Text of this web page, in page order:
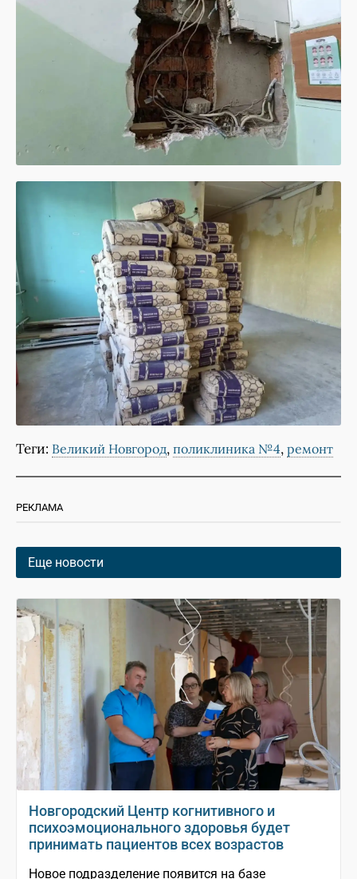
Теги: Великий Новгород, поликлиника №4, ремонт
РЕКЛАМА
Еще новости
Новгородский Центр когнитивного и
психоэмоционального здоровья будет
принимать пациентов всех возрастов
Новое подразделение появится на базе